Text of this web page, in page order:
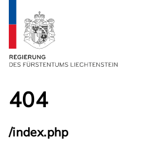
404
/index.php